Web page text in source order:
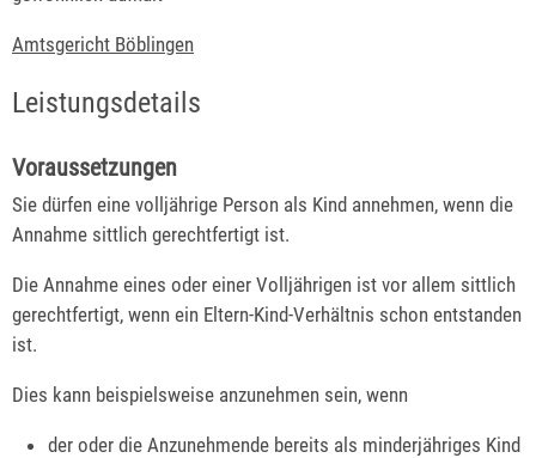
Amtsgericht Böblingen
Leistungsdetails
Voraussetzungen
Sie dürfen eine volljährige Person als Kind annehmen, wenn die
Annahme sittlich gerechtfertigt ist.
Die Annahme eines oder einer Volljährigen ist vor allem sittlich
gerechtfertigt, wenn ein Eltern-Kind-Verhältnis schon entstanden
ist.
Dies kann beispielsweise anzunehmen sein, wenn
der oder die Anzunehmende bereits als minderjähriges Kind